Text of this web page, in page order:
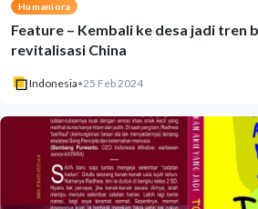
Humaniora
Feature – Kembali ke desa jadi tren
revitalisasi China
Indonesia•25 Feb 2024